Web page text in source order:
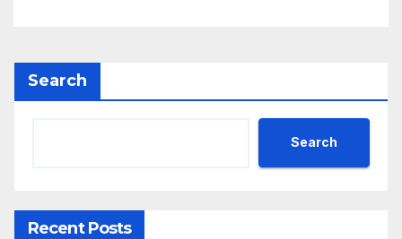
Search
Search
Recent Posts